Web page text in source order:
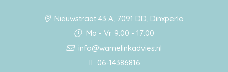
Nieuwstraat 43 A, 7091 DD, Dinxperlo
Ma - Vr 9:00 - 17:00
info@wamelinkadvies.nl
06-14386816